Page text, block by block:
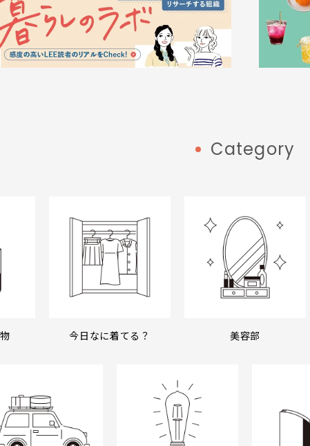
Category
今日なに着てる？ 美容部